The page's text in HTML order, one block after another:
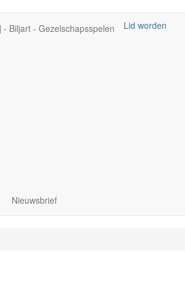
- Biljart - Gezelschapsspelen
Lid worden
Nieuwsbrief